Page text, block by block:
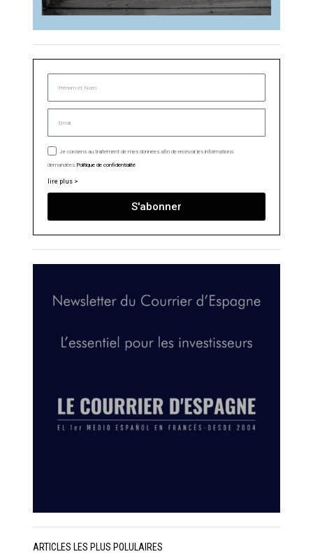
Je consens au traitement de mes données afin de recevoir les informations
demandées.Politique de confidentialité
lire plus >
S'abonner
ARTICLES LES PLUS POLULAIRES